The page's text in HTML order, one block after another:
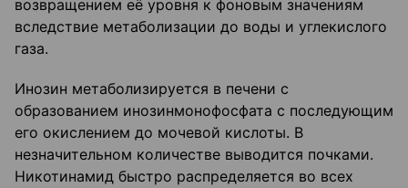
возвращением её уровня к фоновым значениям
вследствие метаболизации до воды и углекислого
газа.
Инозин метаболизируется в печени с
образованием инозинмонофосфата с последующим
его окислением до мочевой кислоты. В
незначительном количестве выводится почками.
Никотинамид быстро распределяется во всех